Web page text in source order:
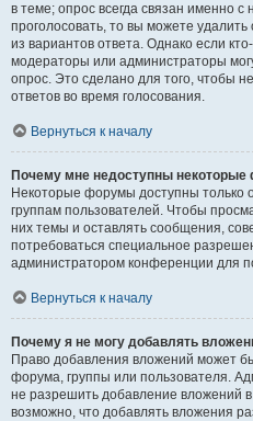
в теме; опрос всегда связан именно с
проголосовать, то вы можете
из вариантов ответа. Однако если
модераторы или администраторы
опрос. Это сделано для того, чтобы
ответов во время голосования.
Вернуться к началу
Почему мне недоступны
Некоторые форумы доступны только
группам пользователей. Чтобы
них темы и оставлять сообщения,
потребоваться специальное
администратором конференции для
Вернуться к началу
Почему я не могу добавлять
Право добавления вложений может
форума, группы или пользователя.
не разрешить добавление вложений
возможно, что добавлять вложения